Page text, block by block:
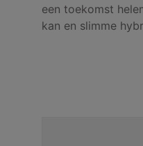
een toekomst
kan en slimme